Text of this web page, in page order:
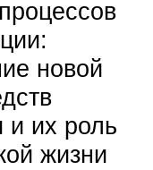
новой
их роль
жизни